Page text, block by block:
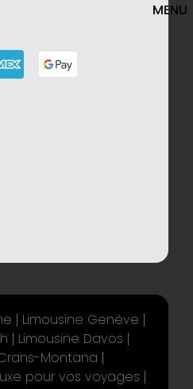
MENU
Limousine Genève
Limousine Davos
Montana
pour vos voyages